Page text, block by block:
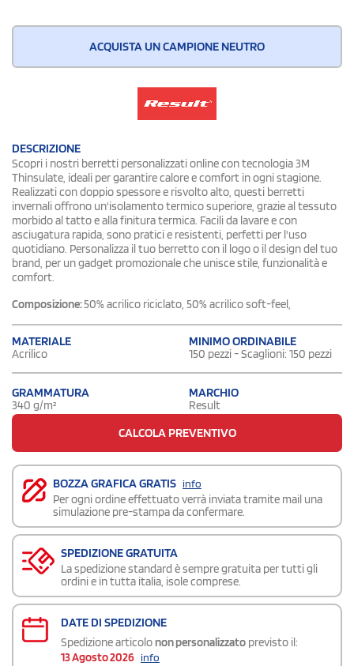
ACQUISTA UN CAMPIONE NEUTRO
DESCRIZIONE
Scopri i nostri berretti personalizzati online con tecnologia 3M
Thinsulate, ideali per garantire calore e comfort in ogni stagione.
Realizzati con doppio spessore e risvolto alto, questi berretti
invernali offrono un'isolamento termico superiore, grazie al tessuto
morbido al tatto e alla finitura termica. Facili da lavare e con
asciugatura rapida, sono pratici e resistenti, perfetti per l'uso
quotidiano. Personalizza il tuo berretto con il logo o il design del tuo
brand, per un gadget promozionale che unisce stile, funzionalità e
comfort.
Composizione:50% acrilico riciclato, 50% acrilico soft-feel,
MATERIALE
Acrilico
MINIMO ORDINABILE
150 pezzi - Scaglioni: 150 pezzi
GRAMMATURA
340 g/m²
MARCHIO
Result
CALCOLA PREVENTIVO
BOZZA GRAFICA GRATIS info
Per ogni ordine effettuato verrà inviata tramite mail una
simulazione pre-stampa da confermare.
SPEDIZIONE GRATUITA
La spedizione standard è sempre gratuita per tutti gli
ordini e in tutta italia, isole comprese.
DATE DI SPEDIZIONE
Spedizione articolo non personalizzato previsto il:
13 Agosto 2026 info